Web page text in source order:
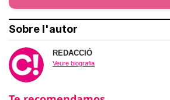
Sobre l'autor
REDACCIÓ
Veure biografia